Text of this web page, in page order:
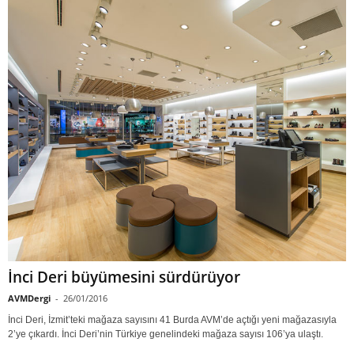
İnci Deri büyümesini sürdürüyor
AVMDergi - 26/01/2016
İnci Deri, İzmit’teki mağaza sayısını 41 Burda AVM’de açtığı yeni mağazasıyla
2’ye çıkardı. İnci Deri’nin Türkiye genelindeki mağaza sayısı 106’ya ulaştı.